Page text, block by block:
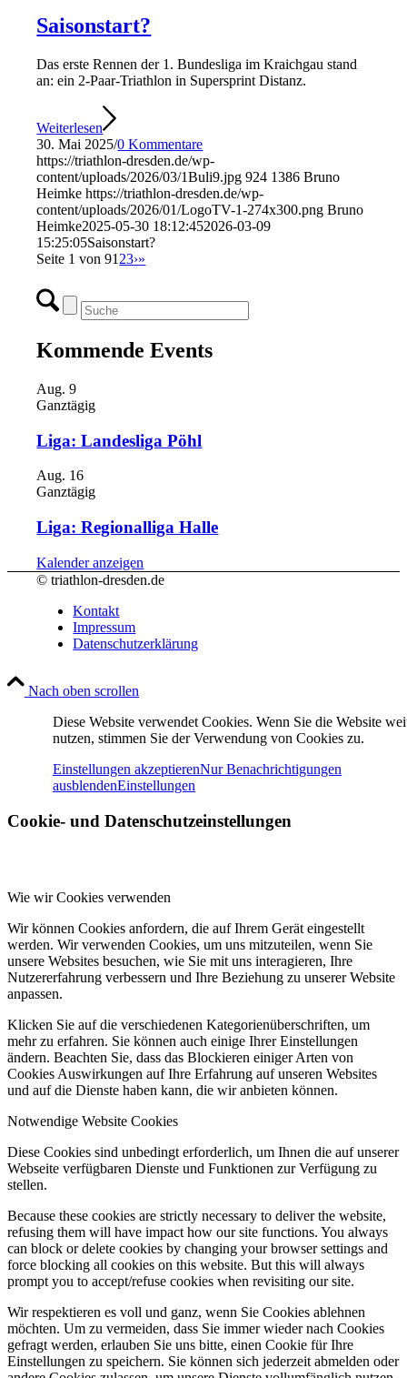
Saisonstart?
Das erste Rennen der 1. Bundesliga im Kraichgau stand
an: ein 2-Paar-Triathlon in Supersprint Distanz.
Weiterlesen
30. Mai 2025/0 Kommentare
https://triathlon-dresden.de/wp-
content/uploads/2026/03/1Buli9.jpg 924 1386 Bruno
Heimke https://triathlon-dresden.de/wp-
content/uploads/2026/01/LogoTV-1-274x300.png Bruno
Heimke2025-05-30 18:12:452026-03-09
15:25:05Saisonstart?
Seite 1 von 91 23›»
Kommende Events
Aug.9
Ganztägig
Liga: Landesliga Pöhl
Aug. 16
Ganztägig
Liga: Regionalliga Halle
Kalender anzeigen
© triathlon-dresden.de
Kontakt
Impressum
Datenschutzerklärung
Nach oben scrollen
Diese Website verwendet Cookies. Wenn Sie die Website
nutzen, stimmen Sie der Verwendung von Cookies zu.
Einstellungen akzeptierenNur Benachrichtigungen
ausblendenEinstellungen
Cookie- und Datenschutzeinstellungen
Wie wir Cookies verwenden
Wir können Cookies anfordern, die auf Ihrem Gerät eingestellt
werden. Wir verwenden Cookies, um uns mitzuteilen, wenn Sie
unsere Websites besuchen, wie Sie mit uns interagieren, Ihre
Nutzererfahrung verbessern und Ihre Beziehung zu unserer Website
anpassen.
Klicken Sie auf die verschiedenen Kategorienüberschriften, um
mehr zu erfahren. Sie können auch einige Ihrer Einstellungen
ändern. Beachten Sie, dass das Blockieren einiger Arten von
Cookies Auswirkungen auf Ihre Erfahrung auf unseren Websites
und auf die Dienste haben kann, die wir anbieten können.
Notwendige Website Cookies
Diese Cookies sind unbedingt erforderlich, um Ihnen die auf unserer
Webseite verfügbaren Dienste und Funktionen zur Verfügung zu
stellen.
Because these cookies are strictly necessary to deliver the website,
refusing them will have impact how our site functions. You always
can block or delete cookies by changing your browser settings and
force blocking all cookies on this website. But this will always
prompt you to accept/refuse cookies when revisiting our site.
Wir respektieren es voll und ganz, wenn Sie Cookies ablehnen
möchten. Um zu vermeiden, dass Sie immer wieder nach Cookies
gefragt werden, erlauben Sie uns bitte, einen Cookie für Ihre
Einstellungen zu speichern. Sie können sich jederzeit abmelden oder